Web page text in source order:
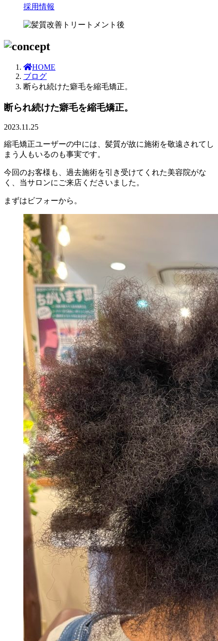
採用情報
HOME
ブログ
断られ続けた癖毛を縮毛矯正。
断られ続けた癖毛を縮毛矯正。
2023.11.25
縮毛矯正ユーザーの中には、髪質が故に施術を敬遠されてし
まう人もいるのも事実です。
今回のお客様も、過去施術を引き受けてくれた美容院がな
く、当サロンにご来店くださいました。
まずはビフォーから。